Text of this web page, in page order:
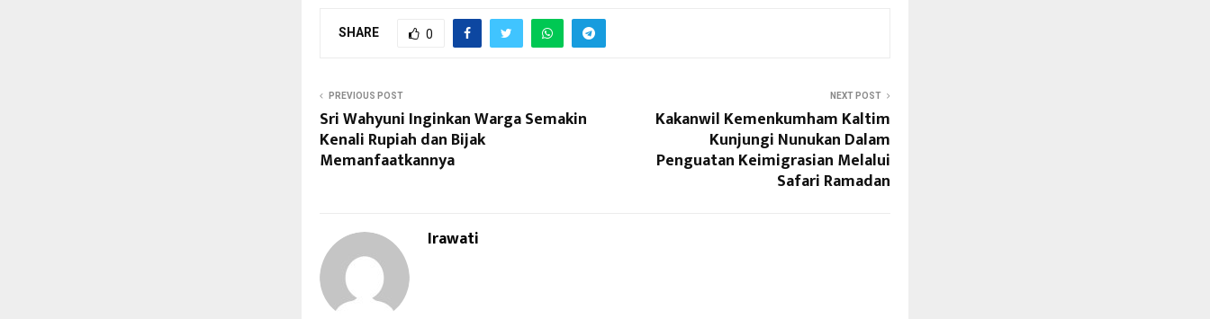
SHARE 0
PREVIOUS POST
Sri Wahyuni Inginkan Warga Semakin
Kenali Rupiah dan Bijak
Memanfaatkannya
NEXT POST
Kakanwil Kemenkumham Kaltim
Kunjungi Nunukan Dalam
Penguatan Keimigrasian Melalui
Safari Ramadan
Irawati